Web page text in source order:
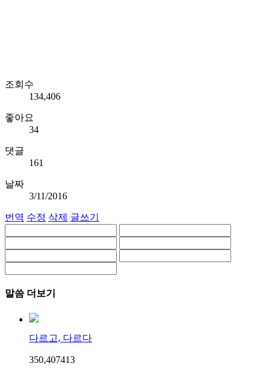
조회수
134,406
좋아요
34
댓글
161
날짜
3/11/2016
번역 수정 삭제 글쓰기
말씀 더보기
다르고, 다르다
350,407413